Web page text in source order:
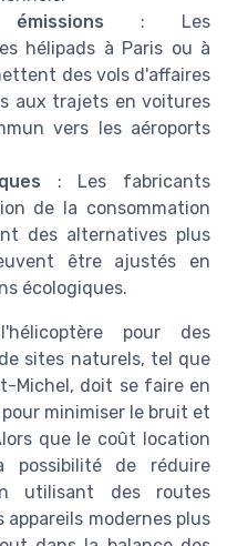
: Les
hélipads à Paris ou à
des vols d'affaires
aux trajets en voitures
vers les aéroports
: Les fabricants
de la consommation
des alternatives plus
être ajustés en
écologiques.
pour des
sites naturels, tel que
Michel, doit se faire en
minimiser le bruit et
que le coût location
possibilité de réduire
utilisant des routes
modernes plus